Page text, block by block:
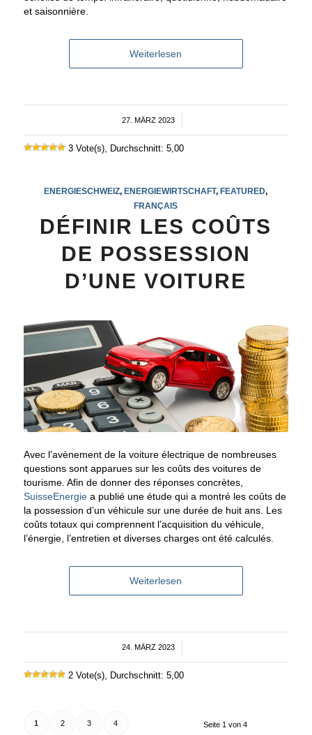
et saisonnière.
Weiterlesen
27. MÄRZ 2023
/
3 Vote(s), Durchschnitt: 5,00
ENERGIESCHWEIZ,ENERGIEWIRTSCHAFT,FEATURED,
FRANÇAIS
DÉFINIR LES COÛTS
DE POSSESSION
D’UNE VOITURE
Avec l’avènement de la voiture électrique de nombreuses
questions sont apparues sur les coûts des voitures de
tourisme. Afin de donner des réponses concrètes,
SuisseEnergiea publié une étude qui a montré les coûts de
la possession d’un véhicule sur une durée de huit ans. Les
coûts totaux qui comprennent l’acquisition du véhicule,
l’énergie, l’entretien et diverses charges ont été calculés.
Weiterlesen
24. MÄRZ 2023
/
2 Vote(s), Durchschnitt: 5,00
Seite 1 von 4
1 2 3 4